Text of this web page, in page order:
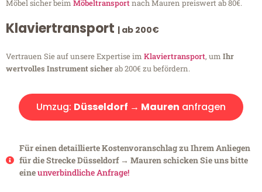
Möbel sicher beim Möbeltransportnach Mauren preiswert ab 80€.
Klaviertransport | ab 200€
Vertrauen Sie auf unsere Expertise im Klaviertransport, um Ihr
wertvolles Instrument sicherab 200€ zu befördern.
Umzug: Düsseldorf → Mauren anfragen
Für einen detaillierte Kostenvoranschlag zu Ihrem Anliegen
für die Strecke Düsseldorf → Mauren schicken Sie uns bitte
eineunverbindliche Anfrage!